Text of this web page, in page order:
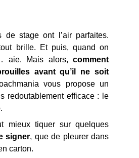
de stage ont l’air parfaites.
brille. Et puis, quand on
aie. Mais alors, comment
avant qu’il ne soit
vous propose un
redoutablement efficace : le
.
mieux tiquer sur quelques
signer, que de pleurer dans
carton.